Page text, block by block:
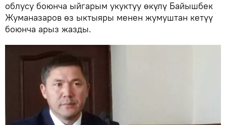
облусу боюнча ыйгарым укуктуу өкүлү Байышбек
Жуманазаров өз ыктыяры менен жумуштан кетүү
боюнча арыз жазды.